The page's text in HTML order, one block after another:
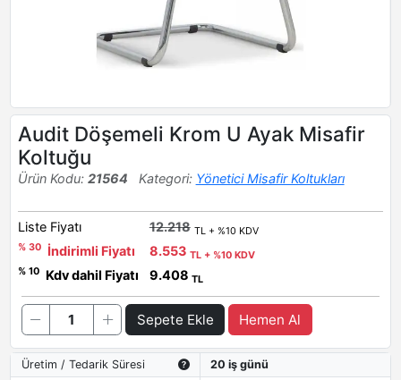
Audit Döşemeli Krom U Ayak Misafir
Koltuğu
Ürün Kodu: 21564 Kategori: Yönetici Misafir Koltukları
Liste Fiyatı 12.218 TL + %10 KDV
% 30
İndirimli Fiyatı 8.553 TL + %10 KDV
% 10
Kdv dahil Fiyatı 9.408 TL
Sepete Ekle Hemen Al
Üretim / Tedarik Süresi
20 iş günü